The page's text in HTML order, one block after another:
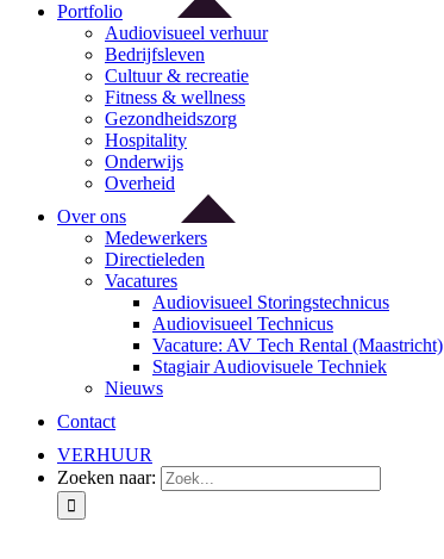
Portfolio
Audiovisueel verhuur
Bedrijfsleven
Cultuur & recreatie
Fitness & wellness
Gezondheidszorg
Hospitality
Onderwijs
Overheid
Over ons
Medewerkers
Directieleden
Vacatures
Audiovisueel Storingstechnicus
Audiovisueel Technicus
Vacature: AV Tech Rental (Maastricht)
Stagiair Audiovisuele Techniek
Nieuws
Contact
VERHUUR
Zoeken naar: